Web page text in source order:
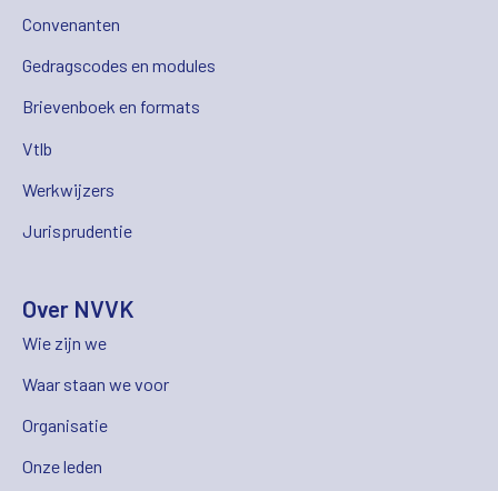
Convenanten
Gedragscodes en modules
Brievenboek en formats
Vtlb
Werkwijzers
Jurisprudentie
Over NVVK
Wie zijn we
Waar staan we voor
Organisatie
Onze leden